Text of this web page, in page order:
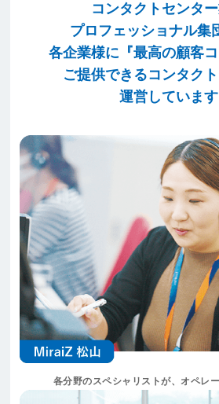
コンタクトセンタ
プロフェッショナル集
各企業様に『最高の顧客
ご提供できるコンタク
運営しています
各分野のスペシャリストが、オペレ